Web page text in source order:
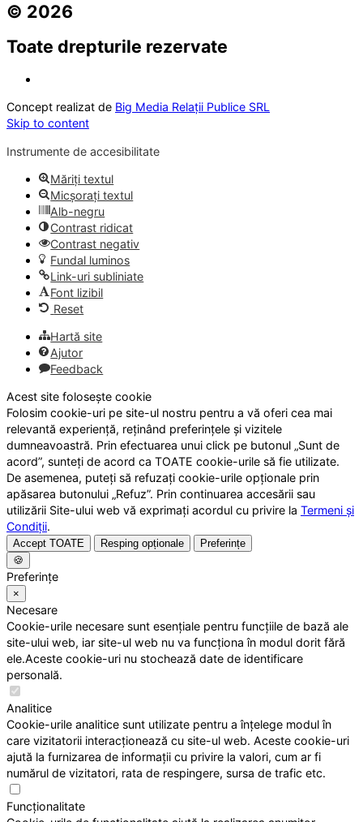
© 2026
Toate drepturile rezervate
Concept realizat de Big Media Relații Publice SRL
Skip to content
Instrumente de accesibilitate
Măriți textul
Micșorați textul
Alb-negru
Contrast ridicat
Contrast negativ
Fundal luminos
Link-uri subliniate
Font lizibil
Reset
Hartă site
Ajutor
Feedback
Acest site folosește cookie
Folosim cookie-uri pe site-ul nostru pentru a vă oferi cea mai
relevantă experiență, reținând preferințele și vizitele
dumneavoastră. Prin efectuarea unui click pe butonul „Sunt de
acord”, sunteți de acord ca TOATE cookie-urile să fie utilizate.
De asemenea, puteți să refuzați cookie-urile opționale prin
apăsarea butonului „Refuz”. Prin continuarea accesării sau
utilizării Site-ului web vă exprimați acordul cu privire la Termeni și
Condiții.
Accept TOATE Resping opționale
Preferințe
🍪
Preferințe
×
Necesare
Cookie-urile necesare sunt esențiale pentru funcțiile de bază ale
site-ului web, iar site-ul web nu va funcționa în modul dorit fără
ele.Aceste cookie-uri nu stochează date de identificare
personală.
Analitice
Cookie-urile analitice sunt utilizate pentru a înțelege modul în
care vizitatorii interacționează cu site-ul web. Aceste cookie-uri
ajută la furnizarea de informații cu privire la valori, cum ar fi
numărul de vizitatori, rata de respingere, sursa de trafic etc.
Funcționalitate